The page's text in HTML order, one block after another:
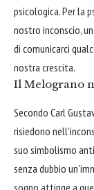
psicologica. Per la
nostro inconscio,
di comunicarci
nostra crescita.
Il Melograno
Secondo Carl
risiedono
suo simbolismo
senza dubbio
sogno attinge a